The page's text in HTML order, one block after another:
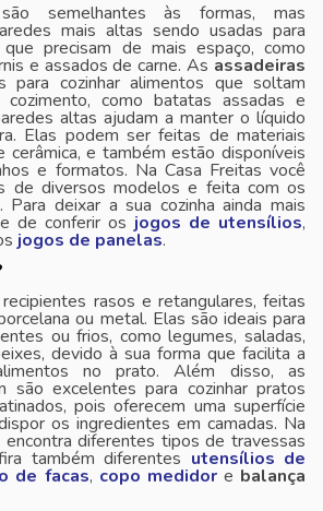
semelhantes às formas, mas
mais altas sendo usadas para
que precisam de mais espaço, como
e assados de carne. As assadeiras
para cozinhar alimentos que soltam
como batatas assadas e
altas ajudam a manter o líquido
Elas podem ser feitas de materiais
cerâmica, e também estão disponíveis
e formatos. Na Casa Freitas você
de diversos modelos e feita com os
Para deixar a sua cozinha ainda mais
de conferir os jogos de utensílios,
jogos de panelas.
rasos e retangulares, feitas
ou metal. Elas são ideais para
ou frios, como legumes, saladas,
devido à sua forma que facilita a
no prato. Além disso, as
são excelentes para cozinhar pratos
pois oferecem uma superfície
os ingredientes em camadas. Na
encontra diferentes tipos de travessas
também diferentes utensílios de
de facas, copo medidore balança